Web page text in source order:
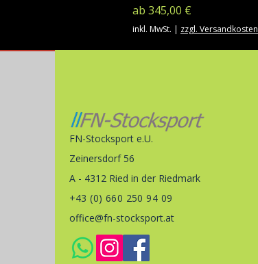
ab 345,00 €
Sale-Preis
inkl. MwSt. | zzgl. Versandkosten
FN-Stocksport e.U.
Zeinersdorf 56
A - 4312 Ried in der Riedmark
+43 (0) 660 250 94 09
office@fn-stocksport.at